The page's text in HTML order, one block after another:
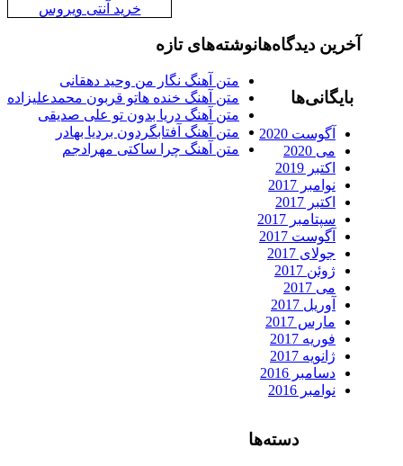
خرید آنتی ویروس
نوشته‌های تازه
متن آهنگ نگار من وحید دهقانی
متن آهنگ خنده هاتو قربون محمدعلیزاده
متن آهنگ دریا بدون تو علی صدیقی
متن آهنگ آفتابگردون بردیا بهادر
متن آهنگ چرا ساکتی مهرادجم
آخرین دیدگاه‌ها
بایگانی‌ها
آگوست 2020
می 2020
اکتبر 2019
نوامبر 2017
اکتبر 2017
سپتامبر 2017
آگوست 2017
جولای 2017
ژوئن 2017
می 2017
آوریل 2017
مارس 2017
فوریه 2017
ژانویه 2017
دسامبر 2016
نوامبر 2016
دسته‌ها